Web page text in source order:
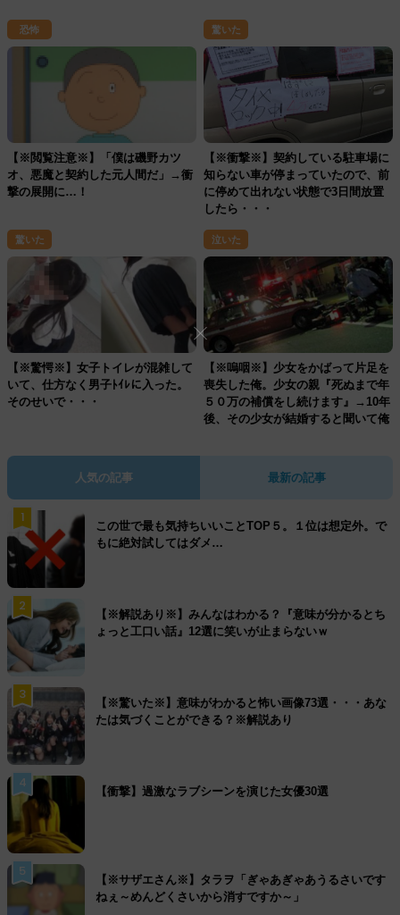
恐怖
【※閲覧注意※】「僕は磯野カツ
オ、悪魔と契約した元人間だ」→衝
撃の展開に…！
驚いた
【※衝撃※】契約している駐車場に
知らない車が停まっていたので、前
に停めて出れない状態で3日間放置
したら・・・
驚いた
【※驚愕※】女子トイレが混雑して
いて、仕方なく男子ﾄｲﾚに入った。
そのせいで・・・
泣いた
【※嗚咽※】少女をかばって片足を
喪失した俺。少女の親『死ぬまで年
５０万の補償をし続けます』→10年
後、その少女が結婚すると聞いて俺
人気の記事 最新の記事
1
この世で最も気持ちいいことTOP５。１位は想定外。で
もに絶対試してはダメ…
2
【※解説あり※】みんなはわかる？『意味が分かるとち
ょっと工口い話』12選に笑いが止まらないｗ
3
【※驚いた※】意味がわかると怖い画像73選・・・あな
たは気づくことができる？※解説あり
4
【衝撃】過激なラブシーンを演じた女優30選
5
【※サザエさん※】タラヲ「ぎゃあぎゃあうるさいです
ねぇ～めんどくさいから消すですか～」